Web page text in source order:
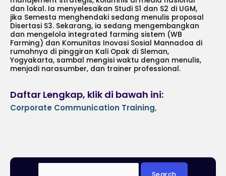
dan lokal. Ia menyelesaikan Studi S1 dan S2 di UGM,
jika Semesta menghendaki sedang menulis proposal
Disertasi S3. Sekarang, ia sedang mengembangkan
dan mengelola integrated farming sistem (WB
Farming) dan Komunitas Inovasi Sosial Mannadoa di
rumahnya di pinggiran Kali Opak di Sleman,
Yogyakarta, sambal mengisi waktu dengan menulis,
menjadi narasumber, dan trainer professional.
Daftar Lengkap, klik di bawah ini:
Corporate Communication Training,